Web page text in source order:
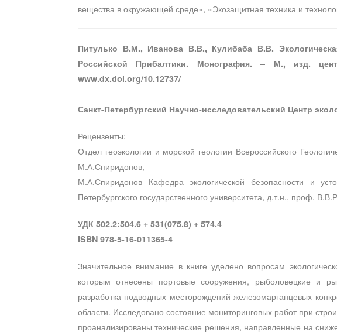
вещества в окружающей среде», «Экозащитная техника и
Питулько В.М., Иванова В.В., Кулибаба В.В.
Российской Прибалтики. Монография. – М., изд.
www.dx.doi.org/10.12737/
Санкт-Петербургский Научно-исследовательский Центр
Рецензенты:
Отдел геоэкологии и морской геологии Всероссийского
М.А.Спиридонов,
М.А.Спиридонов Кафедра экологической безопасности и
Петербургского государственного университета, д.т.н., проф.
УДК 502.2:504.6 + 531(075.8) + 574.4
ISBN 978-5-16-011365-4
Значительное внимание в книге уделено вопросам
которым отнесены портовые сооружения, рыболовецкие и
разработка подводных месторождений железомарганцевых
области. Исследовано состояние мониторинговых работ при
проанализированы технические решения, направленные на